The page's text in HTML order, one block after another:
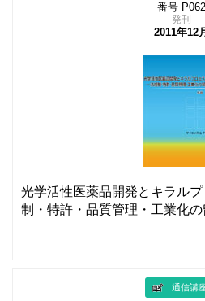
番号 P062
発刊
2011年12
光学活性医薬品開発とキラル
制・特許・品質管理・工業化
通信講